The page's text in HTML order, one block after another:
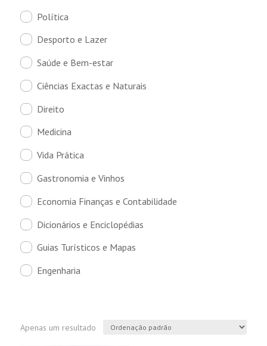
Política
Desporto e Lazer
Saúde e Bem-estar
Ciências Exactas e Naturais
Direito
Medicina
Vida Prática
Gastronomia e Vinhos
Economia Finanças e Contabilidade
Dicionários e Enciclopédias
Guias Turísticos e Mapas
Engenharia
Apenas um resultado